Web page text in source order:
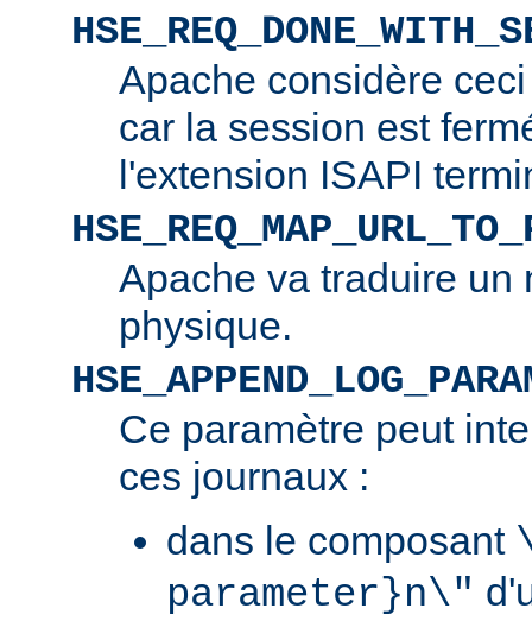
Apache considère
car la session est
l'extension ISAPI
Apache va traduire un
physique.
Ce paramètre peut
ces journaux :
dans le composant
parameter}n\"